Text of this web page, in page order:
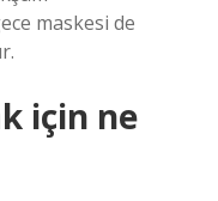
maskesi de
için ne